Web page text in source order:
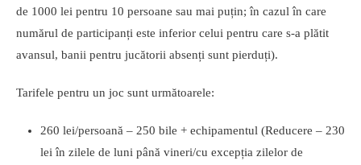
de 1000 lei pentru 10 persoane sau mai puțin; în cazul în care
numărul de participanți este inferior celui pentru care s-a plătit
avansul, banii pentru jucătorii absenți sunt pierduți).
Tarifele pentru un joc sunt următoarele:
260 lei/persoană – 250 bile + echipamentul (Reducere – 230
lei în zilele de luni până vineri/cu excepția zilelor de